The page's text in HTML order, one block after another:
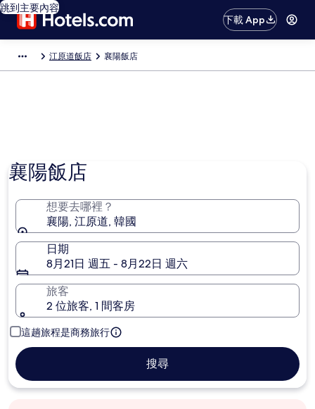
跳到主要內容
下載 App
江原道飯店 襄陽飯店
襄陽飯店
想要去哪裡？
襄陽, 江原道, 韓國
日期
8月21日 週五 - 8月22日 週六
旅客
2 位旅客, 1 間客房
這趟旅程是商務旅行
搜尋